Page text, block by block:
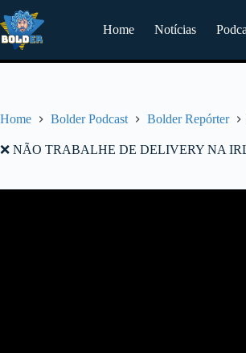
para
o
conteúdo
Home Notícias
Home Bolder Podcast Bolder Repórter
❌ NÃO TRABALHE DE DELIVERY NA